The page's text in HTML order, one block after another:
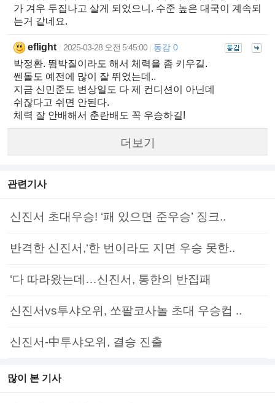
가 겨우 두집나고 살게 되었으니. 수준 높은 대국이 계속되
는거 같네요.
eflight 2025-03-28 오전 5:45:00 동감 0
박정환. 뜀박질이라도 해서 체력을 좀 키우길.
쎈돌도 예전에 많이 잘 뛰었는데..
지금 신민준도 변상일도 다 제 컨디션이 아닌데
쉬잖다고 쉬면 안된다.
체력 잘 안배해서 춘란배도 꼭 우승하길!
더보기
관련기사
신진서 초대우승! ‘패 있으면 준우승’ 징크..
반격한 신진서,‘한 번이라도 지면 우승 못한..
‘다 따라왔는데…신진서, 통한의 반집패
신진서vs투샤오위, 쏘팔코사놀 초대 우승컵 ..
신진서-中투샤오위, 결승 진출
많이 본 기사